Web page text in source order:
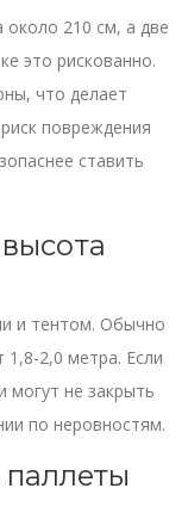
около 210 см, а две
это рискованно.
что делает
повреждения
ставить
и тентом. Обычно
1,8-2,0 метра. Если
могут не закрыть
по неровностям.